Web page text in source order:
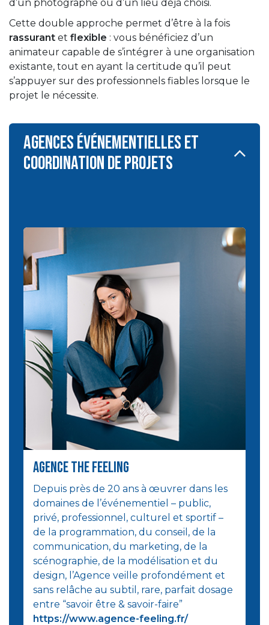
d’un photographe ou d’un lieu déjà choisi.
Cette double approche permet d’être à la fois
rassurant et flexible : vous bénéficiez d’un
animateur capable de s’intégrer à une organisation
existante, tout en ayant la certitude qu’il peut
s’appuyer sur des professionnels fiables lorsque le
projet le nécessite.
Agences événementielles et
coordination de projets
Agence the Feeling
Depuis près de 20 ans à œuvrer dans les
domaines de l’événementiel – public,
privé, professionnel, culturel et sportif –
de la programmation, du conseil, de la
communication, du marketing, de la
scénographie, de la modélisation et du
design, l’Agence veille profondément et
sans relâche au subtil, rare, parfait dosage
entre “savoir être & savoir-faire”
https://www.agence-feeling.fr/